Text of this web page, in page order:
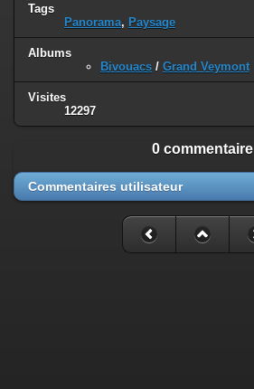
Tags
Panorama, Paysage
Albums
Bivouacs / Grand Veymont
Visites
12297
0 commentaire
Commentaires utilisateur